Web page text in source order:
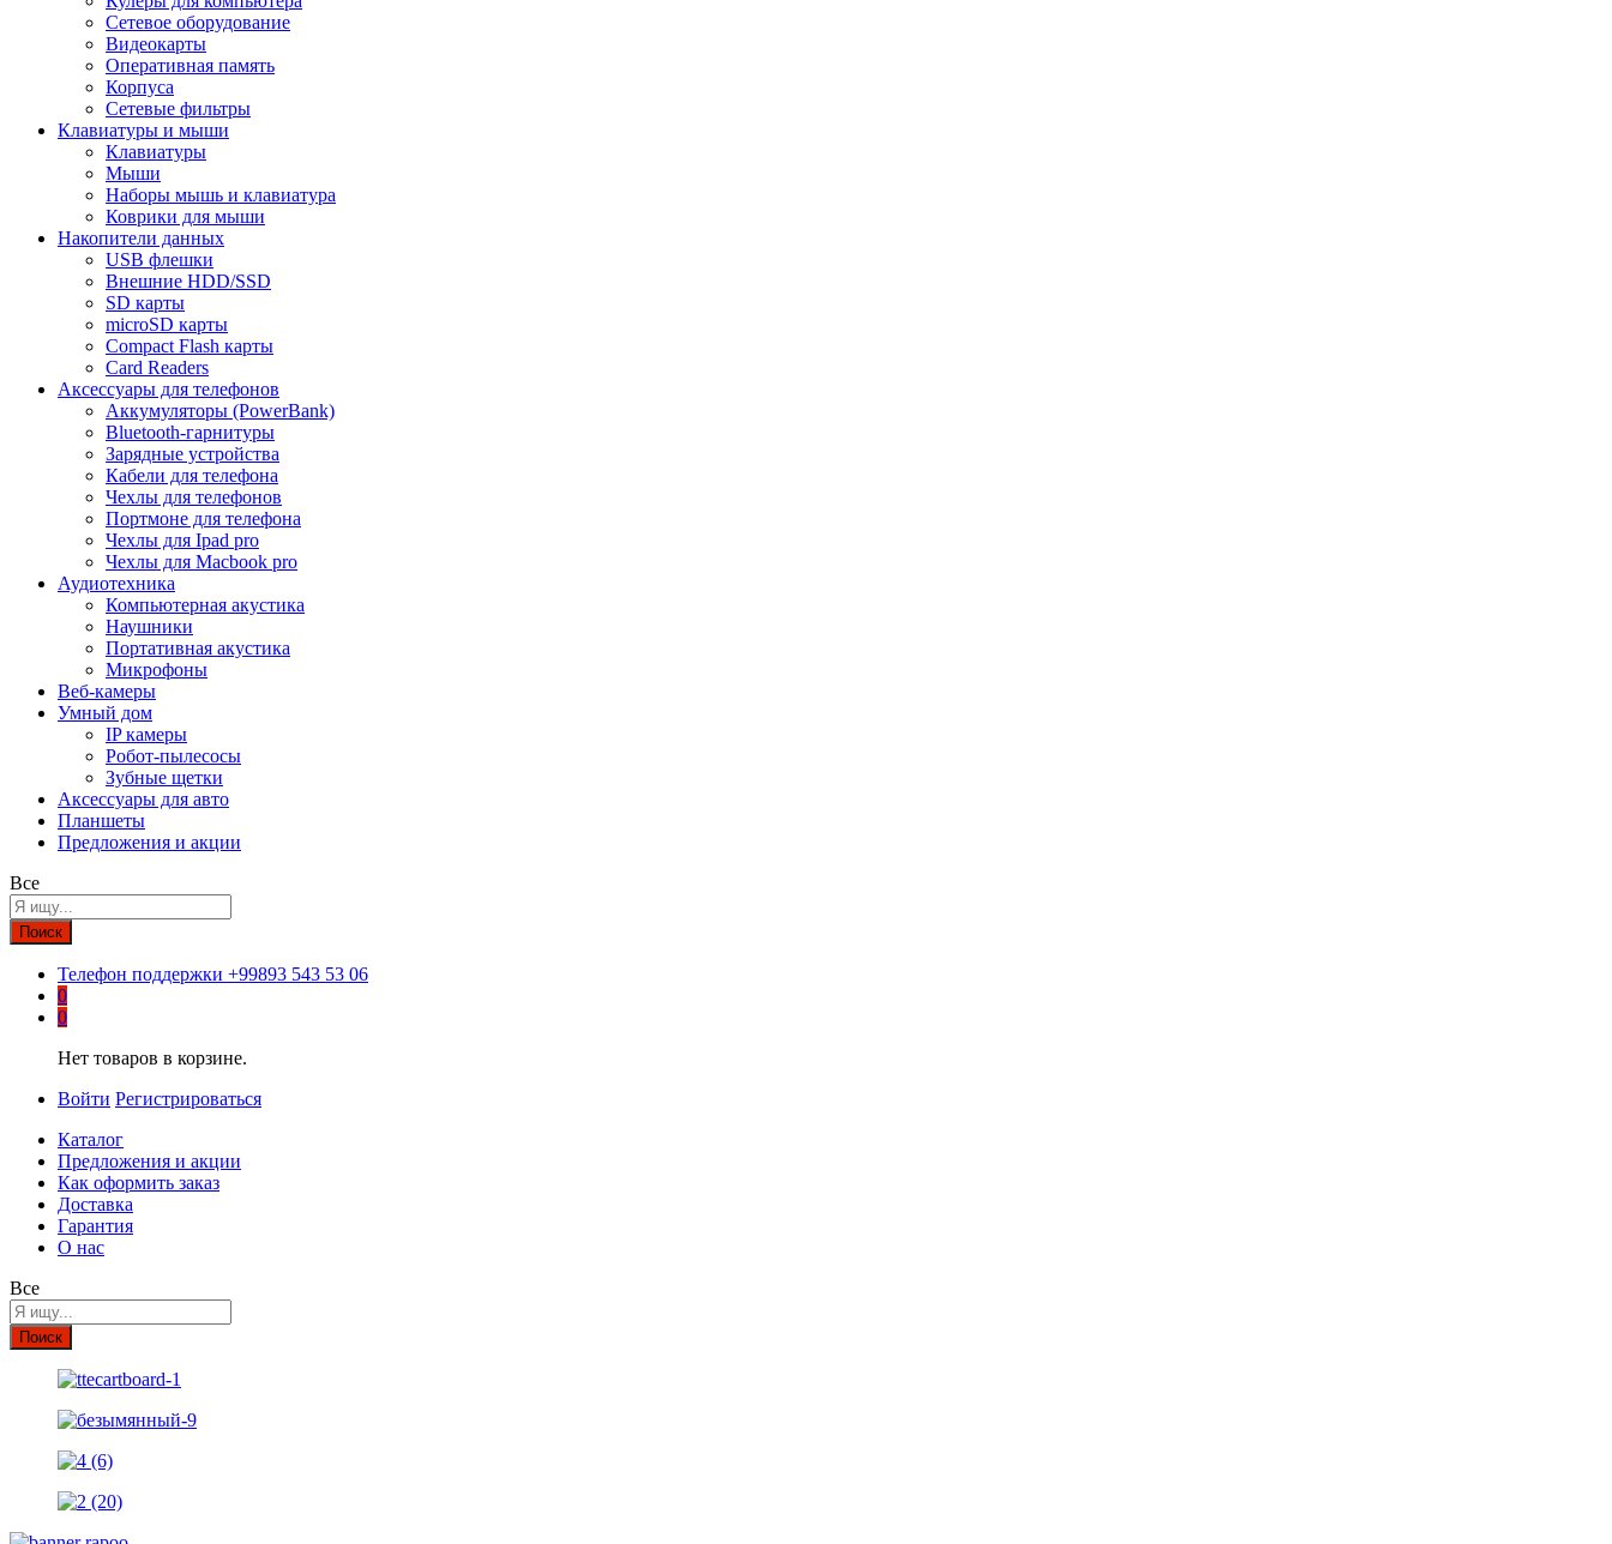
Сетевое оборудование
Видеокарты
Оперативная память
Корпуса
Сетевые фильтры
Клавиатуры и мыши
Клавиатуры
Мыши
Наборы мышь и клавиатура
Коврики для мыши
Накопители данных
USB флешки
Внешние HDD/SSD
SD карты
microSD карты
Compact Flash карты
Card Readers
Аксессуары для телефонов
Аккумуляторы (PowerBank)
Bluetooth-гарнитуры
Зарядные устройства
Кабели для телефона
Чехлы для телефонов
Портмоне для телефона
Чехлы для Ipad pro
Чехлы для Macbook pro
Аудиотехника
Компьютерная акустика
Наушники
Портативная акустика
Микрофоны
Веб-камеры
Умный дом
IP камеры
Робот-пылесосы
Зубные щетки
Аксессуары для авто
Планшеты
Предложения и акции
Все
Поиск
Телефон поддержки +99893 543 53 06
0
0
Нет товаров в корзине.
Войти Регистрироваться
Каталог
Предложения и акции
Как оформить заказ
Доставка
Гарантия
О нас
Все
Поиск